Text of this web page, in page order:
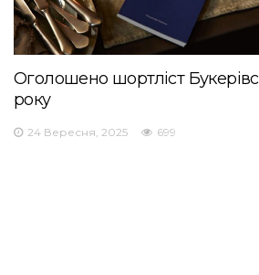
Оголошено шортліст
року
24 Вересня, 2025 699